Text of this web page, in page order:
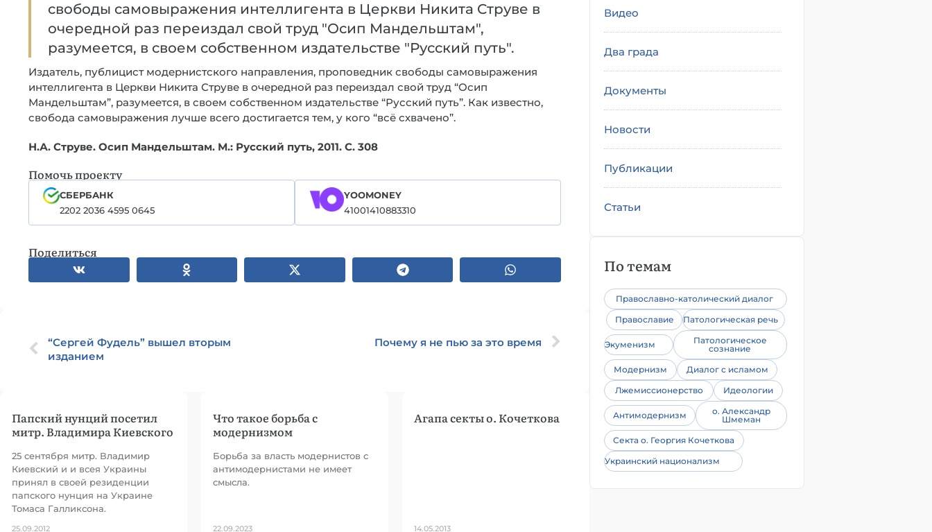
свободы самовыражения интеллигента в Церкви Никита Струве в
очередной раз переиздал свой труд "Осип Мандельштам",
разумеется, в своем собственном издательстве "Русский путь".
Издатель, публицист модернистского направления, проповедник свободы самовыражения
интеллигента в Церкви Никита Струве в очередной раз переиздал свой труд “Осип
Мандельштам”, разумеется, в своем собственном издательстве “Русский путь”. Как известно,
свобода самовыражения лучше всего достигается тем, у кого “всё схвачено”.
Н.А. Струве. Осип Мандельштам. М.: Русский путь, 2011. С. 308
Помочь проекту
СБЕРБАНК
2202 2036 4595 0645
YOOMONEY
41001410883310
Поделиться
“Сергей Фудель” вышел вторым
изданием
Почему я не пью за это время
Папский нунций посетил
митр. Владимира Киевского
25 сентября митр. Владимир
Киевский и и всея Украины
принял в своей резиденции
папского нунция на Украине
Томаса Галликсона.
25.09.2012
Что такое борьба с
модернизмом
Борьба за власть модернистов с
антимодернистами не имеет
смысла.
22.09.2023
Агапа секты о. Кочеткова
14.05.2013
Видео
Два града
Документы
Новости
Публикации
Статьи
По темам
Православно-католический диалог
Православие
Патологическая речь
Экуменизм
Патологическое
сознание
Модернизм
Диалог с исламом
Лжемиссионерство
Идеологии
Антимодернизм
о. Александр
Шмеман
Секта о. Георгия Кочеткова
Украинский национализм